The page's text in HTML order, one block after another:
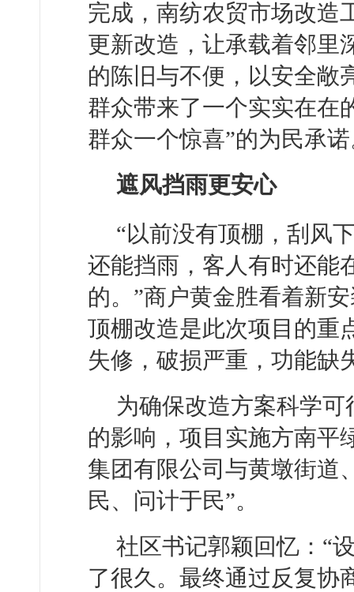
完成，南纺农贸市场改造
更新改造，让承载着邻里
的陈旧与不便，以安全敞
群众带来了一个实实在在
群众一个惊喜”的为民承
遮风挡雨更安心
“以前没有顶棚，刮风
还能挡雨，客人有时还能
的。”商户黄金胜看着新
顶棚改造是此次项目的重
失修，破损严重，功能缺
为确保改造方案科学
的影响，项目实施方南平
集团有限公司与黄墩街道
民、问计于民”。
社区书记郭颖回忆：“
了很久。最终通过反复协